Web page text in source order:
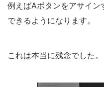
例えばAボタンをアサイ
できるようになります。
これは本当に残念でした。